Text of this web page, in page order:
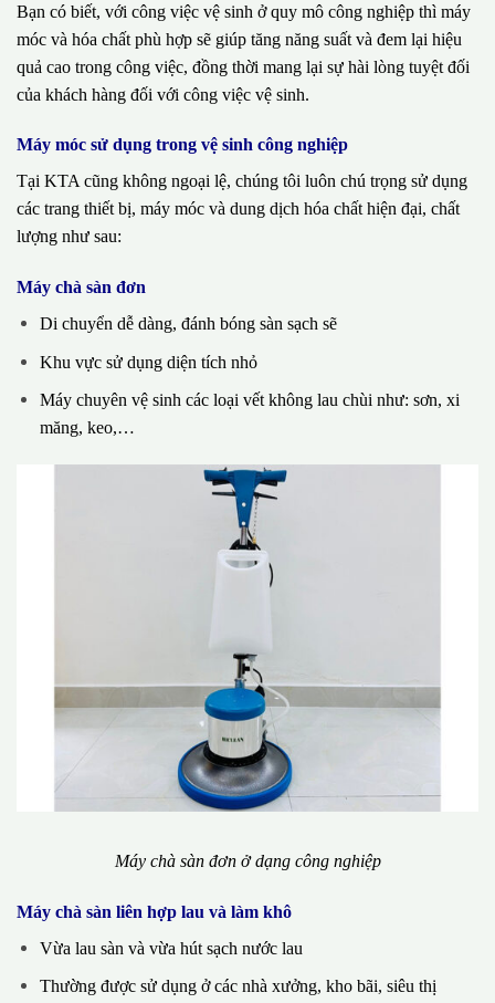
Bạn có biết, với công việc vệ sinh ở quy mô công nghiệp thì máy
móc và hóa chất phù hợp sẽ giúp tăng năng suất và đem lại hiệu
quả cao trong công việc, đồng thời mang lại sự hài lòng tuyệt đối
của khách hàng đối với công việc vệ sinh.
Máy móc sử dụng trong vệ sinh công nghiệp
Tại KTA cũng không ngoại lệ, chúng tôi luôn chú trọng sử dụng
các trang thiết bị, máy móc và dung dịch hóa chất hiện đại, chất
lượng như sau:
Máy chà sàn đơn
Di chuyển dễ dàng, đánh bóng sàn sạch sẽ
Khu vực sử dụng diện tích nhỏ
Máy chuyên vệ sinh các loại vết không lau chùi như: sơn, xi
măng, keo,…
Máy chà sàn đơn ở dạng công nghiệp
Máy chà sàn liên hợp lau và làm khô
Vừa lau sàn và vừa hút sạch nước lau
Thường được sử dụng ở các nhà xưởng, kho bãi, siêu thị